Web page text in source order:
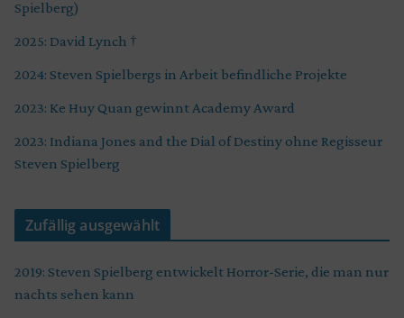
Spielberg)
2025: David Lynch †
2024: Steven Spielbergs in Arbeit befindliche Projekte
2023: Ke Huy Quan gewinnt Academy Award
2023: Indiana Jones and the Dial of Destiny ohne Regisseur
Steven Spielberg
Zufällig ausgewählt
2019: Steven Spielberg entwickelt Horror-Serie, die man nur
nachts sehen kann